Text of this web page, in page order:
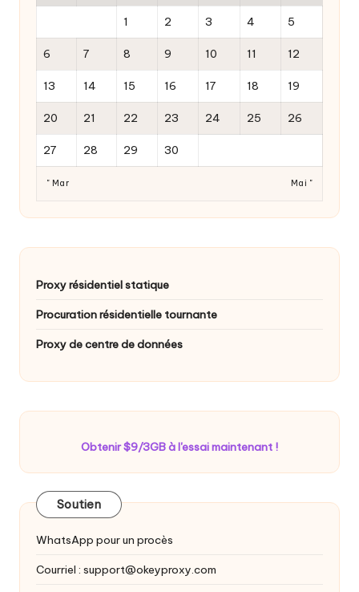
1 2 3 4 5
6 7 8 9 10 11 12
13 14 15 16 17 18 19
20 21 22 23 24 25 26
27 28 29 30
" Mar Mai "
Proxy résidentiel statique
Procuration résidentielle tournante
Proxy de centre de données
Obtenir $9/3GB à l'essai maintenant !
Soutien
WhatsApp pour un procès
Courriel : support@okeyproxy.com